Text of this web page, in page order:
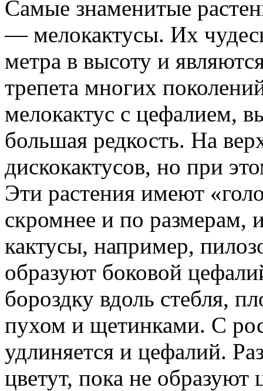
Самые знаменитые
— мелокактусы. Их
метра в высоту и
трепета многих
мелокактус с цефалием,
большая редкость. На
дискокактусов, но при
Эти растения имеют
скромнее и по размерам,
кактусы, например,
образуют боковой
бороздку вдоль стебля,
пухом и щетинками. С
удлиняется и цефалий.
цветут, пока не образуют